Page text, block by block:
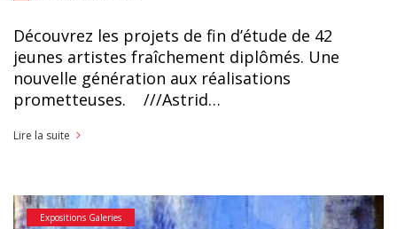
Découvrez les projets de fin d’étude de 42
jeunes artistes fraîchement diplômés. Une
nouvelle génération aux réalisations
prometteuses. ///Astrid…
Lire la suite
Expositions Galeries